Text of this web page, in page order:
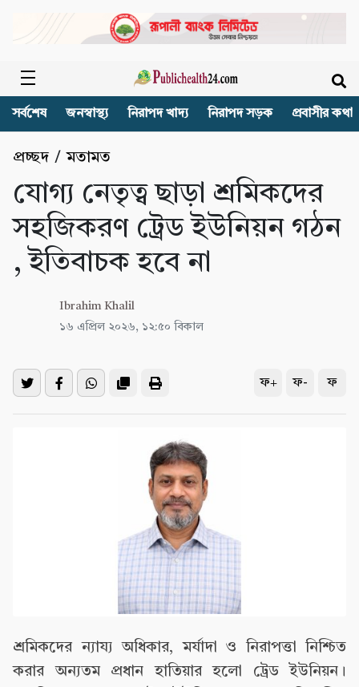
সর্বশেষ জনস্বাস্থ্য নিরাপদ খাদ্য নিরাপদ সড়ক প্রবাসীর কথা
প্রচ্ছদ /মতামত
যোগ্য নেতৃত্ব ছাড়া শ্রমিকদের
সহজিকরণ ট্রেড ইউনিয়ন গঠন
, ইতিবাচক হবে না
Ibrahim Khalil
১৬ এপ্রিল ২০২৬, ১২:৫০ বিকাল
ফ+ ফ- ফ
শ্রমিকদের ন্যায্য অধিকার, মর্যাদা ও নিরাপত্তা নিশ্চিত
করার অন্যতম প্রধান হাতিয়ার হলো ট্রেড ইউনিয়ন।